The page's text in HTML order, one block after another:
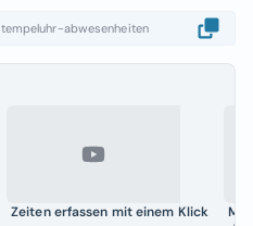
abwesenheiten
0:41
Zeiten erfassen mit einem Klick